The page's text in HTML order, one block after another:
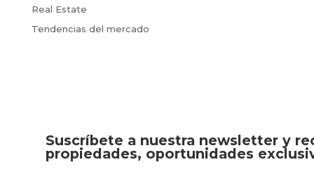
Real Estate
Tendencias del mercado
Suscríbete a nuestra newsletter y
propiedades, oportunidades